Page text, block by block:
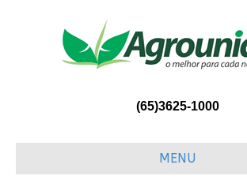
(65)3625-1000
MENU